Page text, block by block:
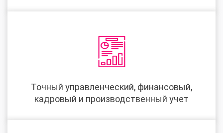
Точный управленческий, финансовый,
кадровый и производственный учет